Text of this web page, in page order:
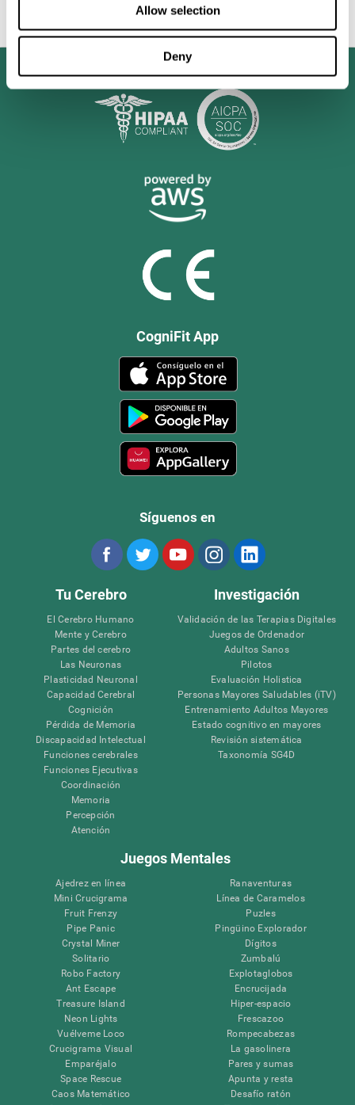
Allow selection
Deny
ya no sea sólo una óptima salud mental e intelectual, sino
también la asimilación de los valores morales y sociales.
CogniFit App
Síguenos en
Tu Cerebro
El Cerebro Humano
Mente y Cerebro
Partes del cerebro
Las Neuronas
Plasticidad Neuronal
Capacidad Cerebral
Cognición
Pérdida de Memoria
Discapacidad Intelectual
Funciones cerebrales
Funciones Ejecutivas
Coordinación
Memoria
Percepción
Atención
Investigación
Validación de las Terapias Digitales
Juegos de Ordenador
Adultos Sanos
Pilotos
Evaluación Holistica
Personas Mayores Saludables (iTV)
Entrenamiento Adultos Mayores
Estado cognitivo en mayores
Revisión sistemática
Taxonomía SG4D
Juegos Mentales
Ajedrez en línea
Mini Crucigrama
Fruit Frenzy
Pipe Panic
Crystal Miner
Solitario
Robo Factory
Ant Escape
Treasure Island
Neon Lights
Vuélveme Loco
Crucigrama Visual
Emparéjalo
Space Rescue
Caos Matemático
Ranaventuras
Línea de Caramelos
Puzles
Pingüino Explorador
Dígitos
Zumbalú
Explotaglobos
Encrucijada
Hiper-espacio
Frescazoo
Rompecabezas
La gasolinera
Pares y sumas
Apunta y resta
Desafío ratón